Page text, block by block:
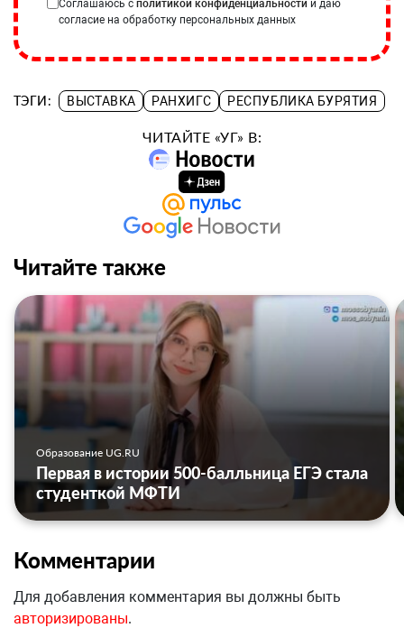
Соглашаюсь с политикой конфиденциальности и даю
согласие на обработку персональных данных
ТЭГИ: ВЫСТАВКА РАНХИГС РЕСПУБЛИКА БУРЯТИЯ
ЧИТАЙТЕ «УГ» В:
Читайте также
Образование UG.RU
Первая в истории 500-балльница ЕГЭ стала
студенткой МФТИ
Комментарии
Для добавления комментария вы должны быть
авторизированы.